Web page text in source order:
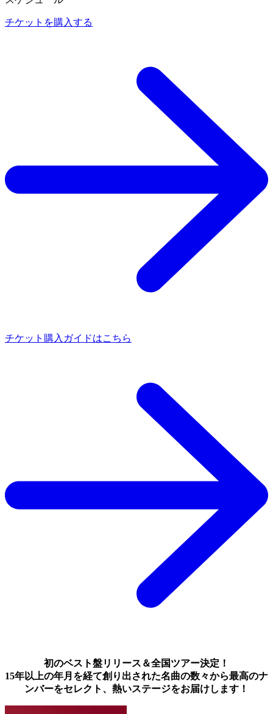
チケットを購入する
チケット購入ガイドはこちら
初のベスト盤リリース＆全国ツアー決定！
15年以上の年月を経て創り出された名曲の数々から最高のナ
ンバーをセレクト、熱いステージをお届けします！